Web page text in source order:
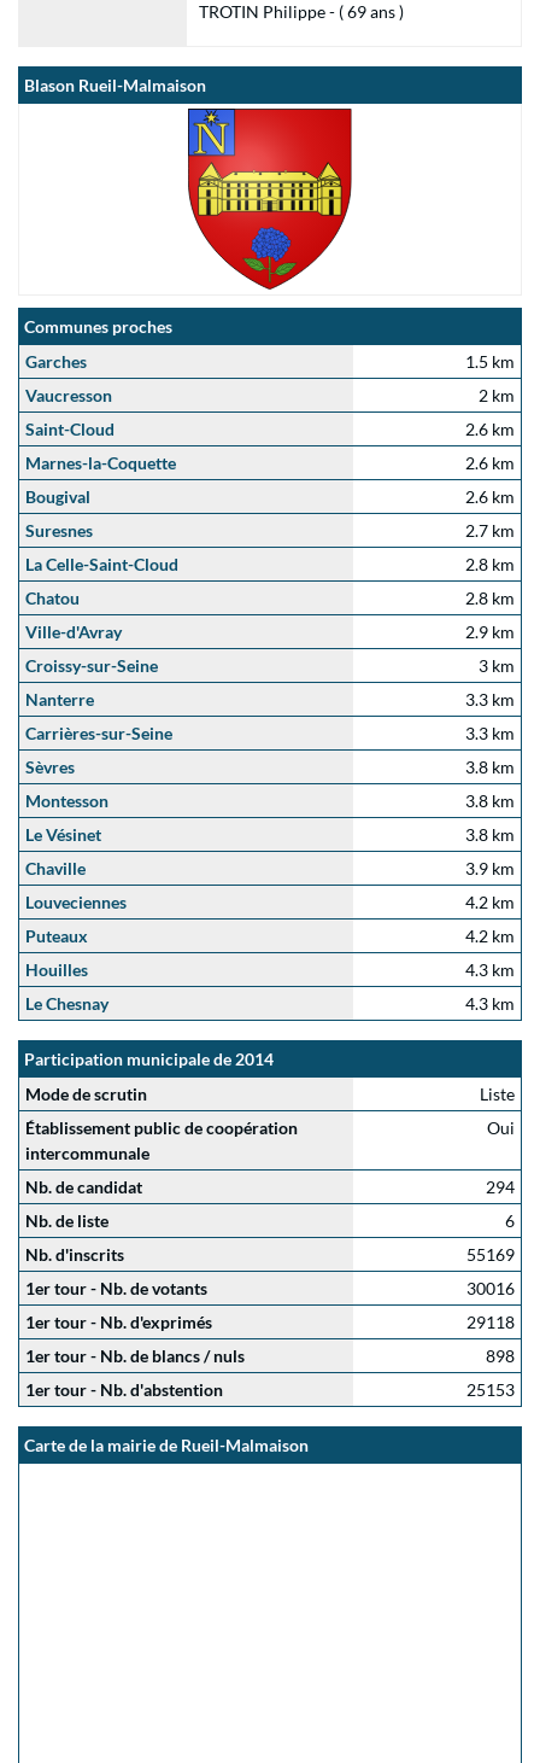
TROTIN Philippe - ( 69 ans )
Blason Rueil-Malmaison
Communes proches
Garches
1.5 km
Vaucresson
2 km
Saint-Cloud
2.6 km
Marnes-la-Coquette
2.6 km
Bougival
2.6 km
Suresnes
2.7 km
La Celle-Saint-Cloud
2.8 km
Chatou
2.8 km
Ville-d'Avray
2.9 km
Croissy-sur-Seine
3 km
Nanterre
3.3 km
Carrières-sur-Seine
3.3 km
Sèvres
3.8 km
Montesson
3.8 km
Le Vésinet
3.8 km
Chaville
3.9 km
Louveciennes
4.2 km
Puteaux
4.2 km
Houilles
4.3 km
Le Chesnay
4.3 km
Participation municipale de 2014
Mode de scrutin
Liste
Établissement public de coopération
intercommunale
Oui
Nb. de candidat
294
Nb. de liste
6
Nb. d'inscrits
55169
1er tour - Nb. de votants
30016
1er tour - Nb. d'exprimés
29118
1er tour - Nb. de blancs / nuls
898
1er tour - Nb. d'abstention
25153
Carte de la mairie de Rueil-Malmaison